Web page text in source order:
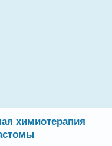
химиотерапия